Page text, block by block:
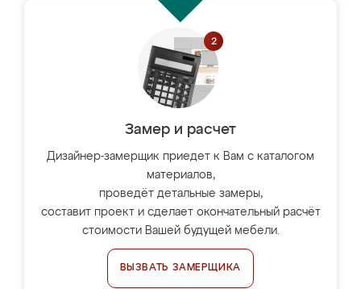
Замер и расчет
Дизайнер-замерщик приедет к Вам с каталогом
материалов,
проведёт детальные замеры,
составит проект и сделает окончательный расчёт
стоимости Вашей будущей мебели.
ВЫЗВАТЬ ЗАМЕРЩИКА